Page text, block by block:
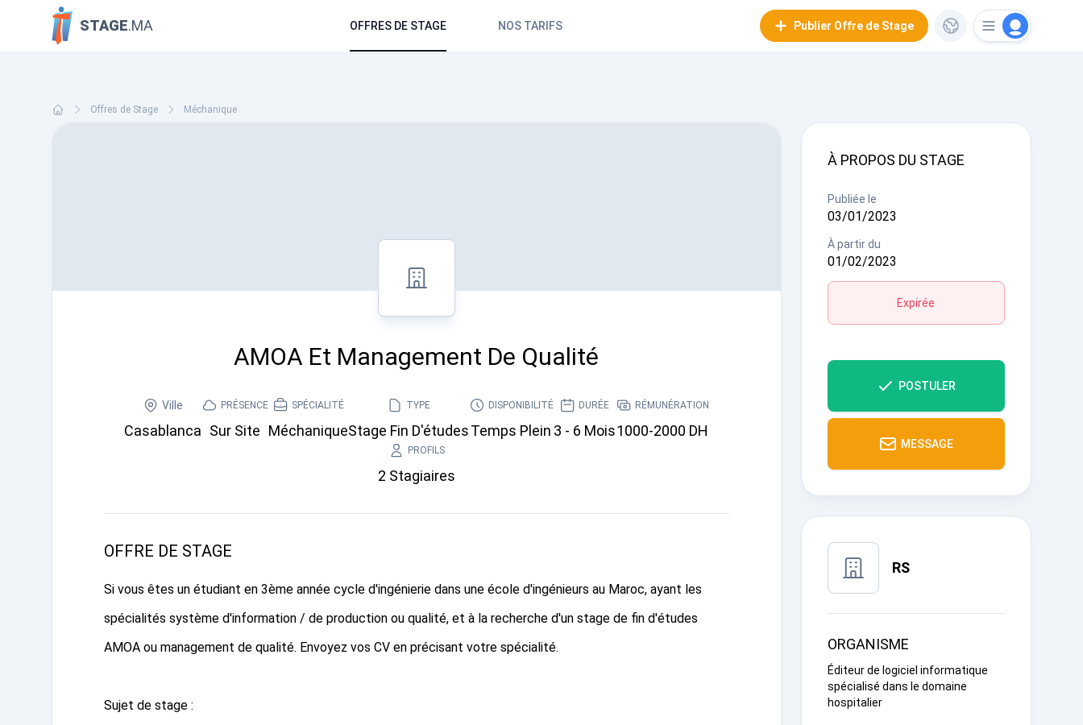
STAGE.MA OFFRES DE STAGE NOS TARIFS Publier Offre de Stage
Offres de Stage Méchanique
AMOA Et Management De Qualité
Ville
Casablanca
PRÉSENCE
Sur Site
SPÉCIALITÉ
Méchanique
TYPE
Stage Fin D'études
DISPONIBILITÉ
Temps Plein
DURÉE
3 - 6 Mois
RÉMUNÉRATION
1000-2000 DH
PROFILS
2 Stagiaires
OFFRE DE STAGE
Si vous êtes un étudiant en 3ème année cycle d'ingénierie dans une école d'ingénieurs au Maroc, ayant les
spécialités système d'information / de production ou qualité, et à la recherche d'un stage de fin d'études
AMOA ou management de qualité. Envoyez vos CV en précisant votre spécialité.
Sujet de stage :
À PROPOS DU STAGE
Publiée le
03/01/2023
À partir du
01/02/2023
Expirée
POSTULER
MESSAGE
RS
ORGANISME
Éditeur de logiciel informatique
spécialisé dans le domaine
hospitalier